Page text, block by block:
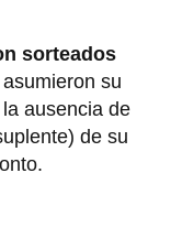
sorteados
su
ausencia de
de su